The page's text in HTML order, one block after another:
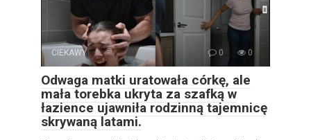
CIEKAWY 0 0
Odwaga matki uratowała córkę, ale
mała torebka ukryta za szafką w
łazience ujawniła rodzinną tajemnicę
skrywaną latami.